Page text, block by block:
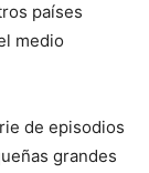
países
medio
de episodios
grandes